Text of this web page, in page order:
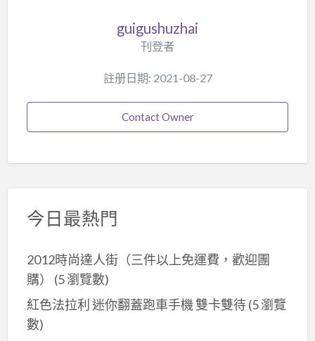
guigushuzhai
刊登者
註册日期: 2021-08-27
Contact Owner
今日最熱門
2012時尚達人街（三件以上免運費，歡迎團
購）
(5 瀏覽數)
紅色法拉利 迷你翻蓋跑車手機 雙卡雙待(5 瀏覽
數)